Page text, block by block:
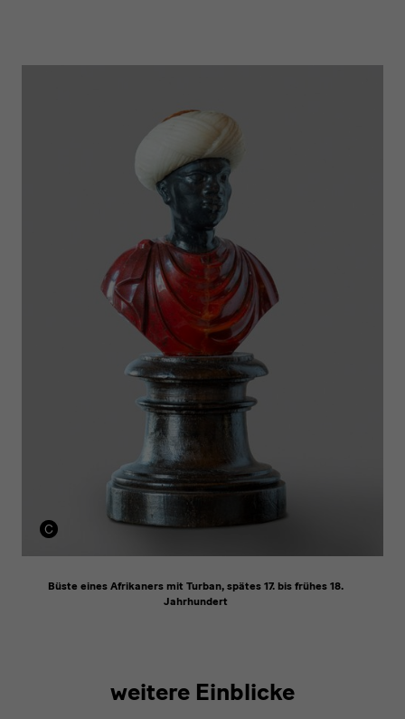
Büste eines Afrikaners mit Turban, spätes 17. bis frühes 18.
Jahrhundert
weitere Einblicke